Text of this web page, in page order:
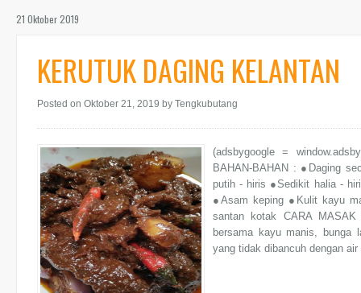
21 Oktober 2019
KERUTUK DAGING KELANTAN
Posted on Oktober 21, 2019 by Tengkubutang
(adsbygoogle =
BAHAN-BAHAN : ●Daging
putih - hiris ●Sedikit halia -
●Asam keping ●Kulit kayu
santan kotak CARA
bersama kayu manis, bunga
yang tidak dibancuh dengan